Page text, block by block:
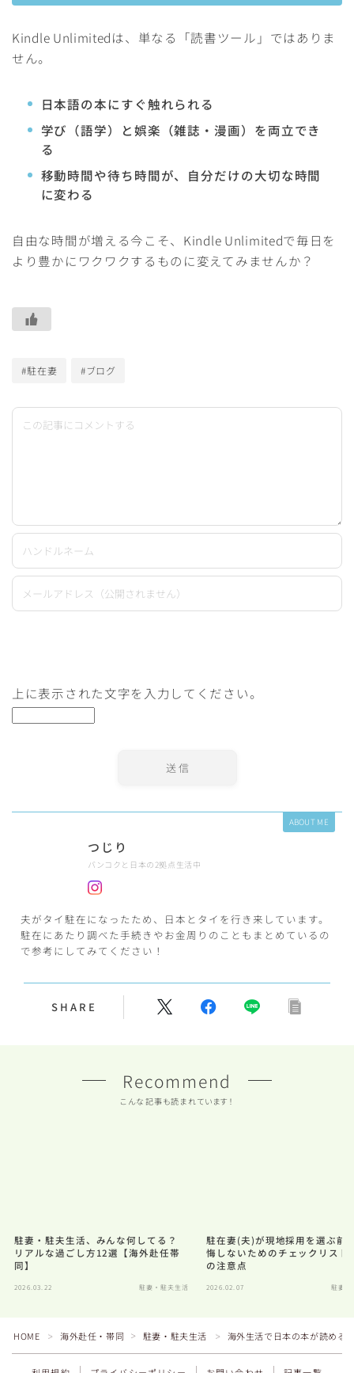
Follow Me
Kindle Unlimitedは、単なる「読書ツール」ではありま
せん。
日本語の本にすぐ触れられる
学び（語学）と娯楽（雑誌・漫画）を両立でき
る
移動時間や待ち時間が、自分だけの大切な時間
に変わる
自由な時間が増える今こそ、Kindle Unlimitedで毎日を
より豊かにワクワクするものに変えてみませんか？
#駐在妻 #ブログ
上に表示された文字を入力してください。
ABOUT ME
つじり
バンコクと日本の2拠点生活中
夫がタイ駐在になったため、日本とタイを行き来しています。
駐在にあたり調べた手続きやお金周りのこともまとめているの
で参考にしてみてください！
SHARE
Recommend
こんな記事も読まれています！
駐妻・駐夫生活、みんな何してる？
リアルな過ごし方12選【海外赴任帯
同】
2026.03.22 駐妻・駐夫生活
駐在妻(夫)が現地採用を選ぶ前
悔しないためのチェックリスト
の注意点
2026.02.07 駐妻・
HOME ＞ 海外赴任・帯同 ＞ 駐妻・駐夫生活 ＞ 海外生活で日本の本が読め